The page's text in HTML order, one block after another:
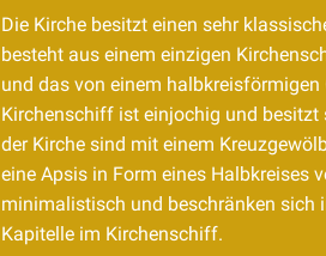
Die Kirche besitzt einen sehr
besteht aus einem einzigen
und das von einem
Kirchenschiff ist einjochig und besitzt
der Kirche sind mit einem
eine Apsis in Form eines Halbkreises
minimalistisch und beschränken sich
Kapitelle im Kirchenschiff.